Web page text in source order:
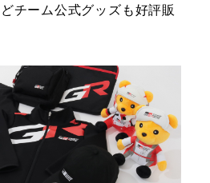
チーム公式グッズも好評販